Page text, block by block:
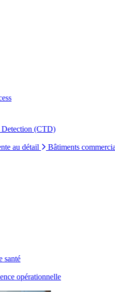
Detection (CTD)
au détail
Bâtiments
santé
opérationnelle